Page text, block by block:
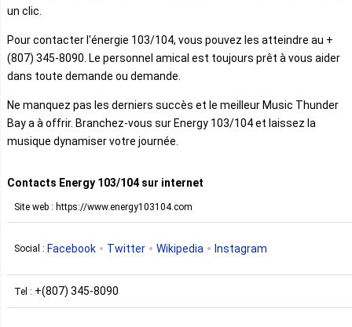
un clic.
Pour contacter l'énergie 103/104, vous pouvez les atteindre au +
(807) 345-8090. Le personnel amical est toujours prêt à vous aider
dans toute demande ou demande.
Ne manquez pas les derniers succès et le meilleur Music Thunder
Bay a à offrir. Branchez-vous sur Energy 103/104 et laissez la
musique dynamiser votre journée.
Contacts Energy 103/104 sur internet
Site web : https://www.energy103104.com
Social : Facebook Twitter Wikipedia Instagram
Tel : +(807) 345-8090